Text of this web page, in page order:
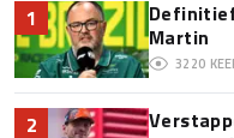
1
Martin
3220
2